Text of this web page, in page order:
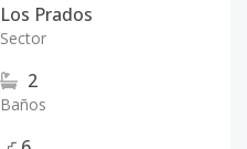
Los Prados
Sector
2
Baños